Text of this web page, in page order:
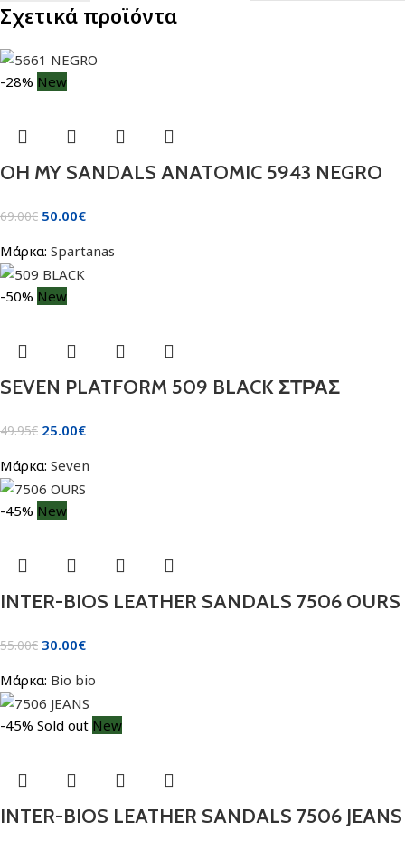
Σχετικά προϊόντα
-28% New
OH MY SANDALS ANATOMIC 5943 NEGRO
69.00€ 50.00€
Μάρκα: Spartanas
-50% New
SEVEN PLATFORM 509 BLACK ΣΤΡΑΣ
49.95€ 25.00€
Μάρκα: Seven
-45% New
INTER-BIOS LEATHER SANDALS 7506 OURS
55.00€ 30.00€
Μάρκα: Bio bio
-45% Sold out New
INTER-BIOS LEATHER SANDALS 7506 JEANS